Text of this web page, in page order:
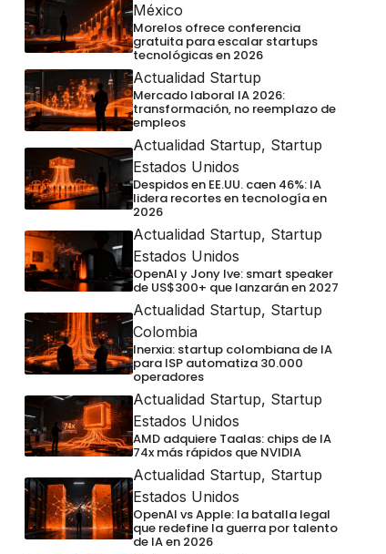
México
Morelos ofrece conferencia
gratuita para escalar startups
tecnológicas en 2026
Actualidad Startup
Mercado laboral IA 2026:
transformación, no reemplazo de
empleos
Actualidad Startup, Startup
Estados Unidos
Despidos en EE.UU. caen 46%: IA
lidera recortes en tecnología en
2026
Actualidad Startup, Startup
Estados Unidos
OpenAI y Jony Ive: smart speaker
de US$300+ que lanzarán en 2027
Actualidad Startup, Startup
Colombia
Inerxia: startup colombiana de IA
para ISP automatiza 30.000
operadores
Actualidad Startup, Startup
Estados Unidos
AMD adquiere Taalas: chips de IA
74x más rápidos que NVIDIA
Actualidad Startup, Startup
Estados Unidos
OpenAI vs Apple: la batalla legal
que redefine la guerra por talento
de IA en 2026